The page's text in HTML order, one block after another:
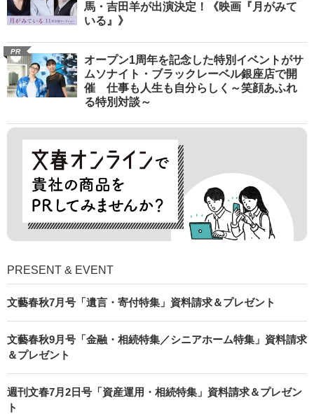
馬・吉田羊が出演決定！《映画『月がみて
いる』》
PR
オープン1周年を記念した特別イベントがサ
ムソナイト・ブラックレーベル銀座店で開
催 仕事も人生も自分らしく～笑顔あふれ
る特別対談～
PRESENT & EVENT
文藝春秋7月号「遺言・寄付特集」資料請求＆プレゼント
文藝春秋9月号「金融・相続特集／シニアホーム特集」資料請求
＆プレゼント
週刊文春7月2日号「資産運用・相続特集」資料請求＆プレゼン
ト